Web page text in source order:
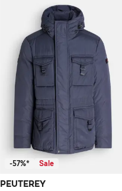
-57%* Sale
PEUTEREY